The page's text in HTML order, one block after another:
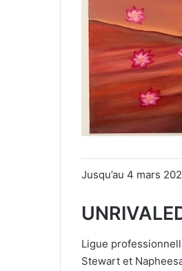
Jusqu’au 4 mars
Ligue
Stewart et